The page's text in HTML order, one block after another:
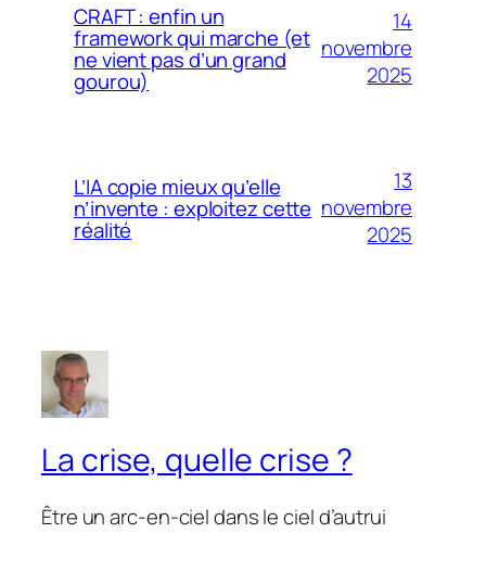
CRAFT : enfin un
framework qui marche (et
ne vient pas d’un grand
gourou)
14
novembre
2025
L’IA copie mieux qu’elle
n’invente : exploitez cette
réalité
13
novembre
2025
La crise, quelle crise ?
Être un arc-en-ciel dans le ciel d’autrui